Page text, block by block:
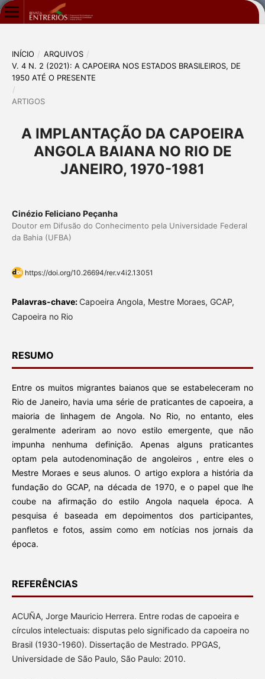
INÍCIO / ARQUIVOS /
V. 4 N. 2 (2021): A CAPOEIRA NOS ESTADOS BRASILEIROS, DE
1950 ATÉ O PRESENTE
/
ARTIGOS
A IMPLANTAÇÃO DA CAPOEIRA
ANGOLA BAIANA NO RIO DE
JANEIRO, 1970-1981
Cinézio Feliciano Peçanha
Doutor em Difusão do Conhecimento pela Universidade Federal
da Bahia (UFBA)
https://doi.org/10.26694/rer.v4i2.13051
Palavras-chave: Capoeira Angola, Mestre Moraes, GCAP,
Capoeira no Rio
RESUMO
Entre os muitos migrantes baianos que se estabeleceram no
Rio de Janeiro, havia uma série de praticantes de capoeira, a
maioria de linhagem de Angola. No Rio, no entanto, eles
geralmente aderiram ao novo estilo emergente, que não
impunha nenhuma definição. Apenas alguns praticantes
optam pela autodenominação de angoleiros , entre eles o
Mestre Moraes e seus alunos. O artigo explora a história da
fundação do GCAP, na década de 1970, e o papel que lhe
coube na afirmação do estilo Angola naquela época. A
pesquisa é baseada em depoimentos dos participantes,
panfletos e fotos, assim como em notícias nos jornais da
época.
REFERÊNCIAS
ACUÑA, Jorge Mauricio Herrera. Entre rodas de capoeira e
círculos intelectuais: disputas pelo significado da capoeira no
Brasil (1930-1960). Dissertação de Mestrado. PPGAS,
Universidade de São Paulo, São Paulo: 2010.